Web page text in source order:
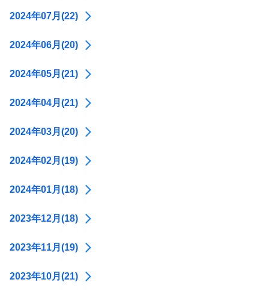
2024年07月(22)
2024年06月(20)
2024年05月(21)
2024年04月(21)
2024年03月(20)
2024年02月(19)
2024年01月(18)
2023年12月(18)
2023年11月(19)
2023年10月(21)